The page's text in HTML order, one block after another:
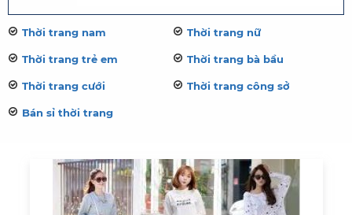
Thời trang nam Thời trang nữ
Thời trang trẻ em Thời trang bà bầu
Thời trang cưới Thời trang công sở
Bán sỉ thời trang